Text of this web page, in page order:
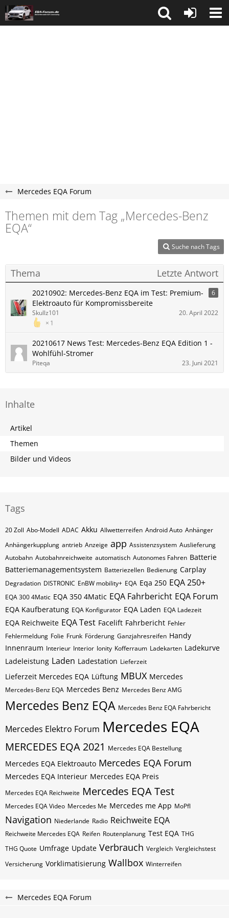
Mercedes EQA Forum
Themen mit dem Tag „Mercedes-Benz
EQA“
Suche nach Tags
Thema Letzte Antwort
20210902: Mercedes-Benz EQA im Test: Premium-
Elektroauto für Kompromissbereite
6
1
Skullz101 20. April 2022
20210617 News Test: Mercedes-Benz EQA Edition 1 -
Wohlfühl-Stromer
Piteqa 23. Juni 2021
Inhalte
Artikel
Themen
Bilder und Videos
Tags
20 Zoll Abo-Modell ADAC Akku Allwetterreifen Android Auto Anhänger
Anhängerkupplung antrieb Anzeige app Assistenzsystem Auslieferung
Autobahn Autobahnreichweite automatisch Autonomes Fahren Batterie
Batteriemanagementsystem Batteriezellen Bedienung Carplay
Degradation DISTRONIC EnBW mobility+ EQA Eqa 250 EQA 250+
EQA 300 4Matic EQA 350 4Matic EQA Fahrbericht EQA Forum
EQA Kaufberatung EQA Konfigurator EQA Laden EQA Ladezeit
EQA Reichweite EQA Test Facelift Fahrbericht Fehler
Fehlermeldung Folie Frunk Förderung Ganzjahresreifen Handy
Innenraum Interieur Interior Ionity Kofferraum Ladekarten Ladekurve
Ladeleistung Laden Ladestation Lieferzeit
Lieferzeit Mercedes EQA Lüftung MBUX Mercedes
Mercedes-Benz EQA Mercedes Benz Mercedes Benz AMG
Mercedes Benz EQA Mercedes Benz EQA Fahrbericht
Mercedes Elektro Forum Mercedes EQA
MERCEDES EQA 2021 Mercedes EQA Bestellung
Mercedes EQA Elektroauto Mercedes EQA Forum
Mercedes EQA Interieur Mercedes EQA Preis
Mercedes EQA Reichweite Mercedes EQA Test
Mercedes EQA Video Mercedes Me Mercedes me App MoPfl
Navigation Niederlande Radio Reichweite EQA
Reichweite Mercedes EQA Reifen Routenplanung Test EQA THG
THG Quote Umfrage Update Verbrauch Vergleich Vergleichstest
Versicherung Vorklimatisierung Wallbox Winterreifen
Mercedes EQA Forum